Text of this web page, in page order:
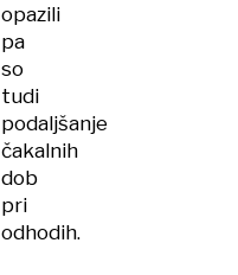
opazili
pa
so
tudi
podaljšanje
čakalnih
dob
pri
odhodih.